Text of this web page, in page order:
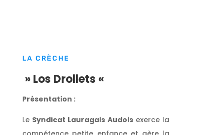
LA CRÈCHE
» Los Drollets «
Présentation :
Le Syndicat Lauragais Audois exerce la